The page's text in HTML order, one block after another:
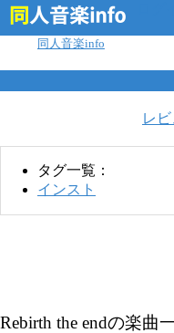
同人音楽info
レ
タグ一覧：
インスト
Rebirth the endの楽曲